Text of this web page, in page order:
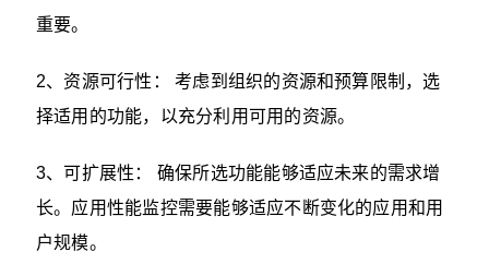
重要。
2、资源可行性： 考虑到组织的资源和预算限制，选
择适用的功能，以充分利用可用的资源。
3、可扩展性： 确保所选功能能够适应未来的需求增
长。应用性能监控需要能够适应不断变化的应用和用
户规模。